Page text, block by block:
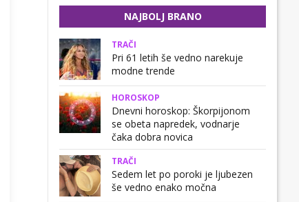
NAJBOLJ BRANO
TRAČI
Pri 61 letih še vedno narekuje
modne trende
HOROSKOP
Dnevni horoskop: Škorpijonom
se obeta napredek, vodnarje
čaka dobra novica
TRAČI
Sedem let po poroki je ljubezen
še vedno enako močna